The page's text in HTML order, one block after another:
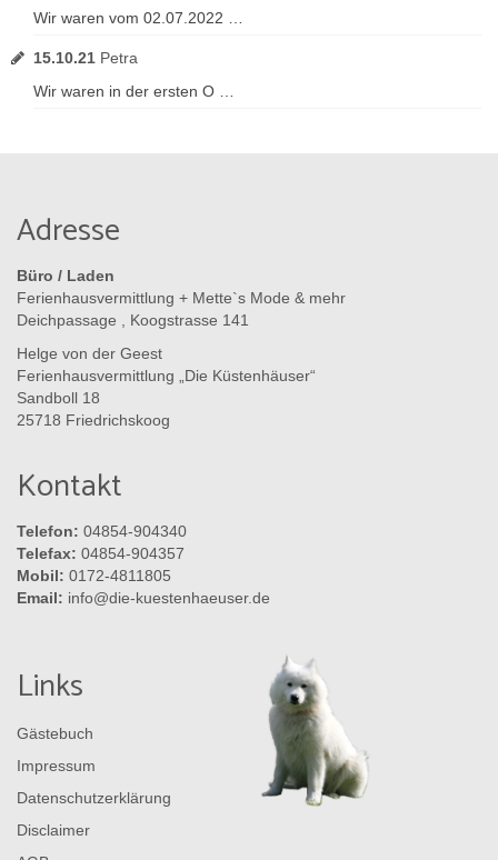
Wir waren vom 02.07.2022 …
15.10.21 Petra
Wir waren in der ersten O …
Adresse
Büro / Laden
Ferienhausvermittlung + Mette`s Mode & mehr
Deichpassage , Koogstrasse 141
Helge von der Geest
Ferienhausvermittlung „Die Küstenhäuser“
Sandboll 18
25718 Friedrichskoog
Kontakt
Telefon: 04854-904340
Telefax: 04854-904357
Mobil: 0172-4811805
Email: info@die-kuestenhaeuser.de
Links
Gästebuch
Impressum
Datenschutzerklärung
Disclaimer